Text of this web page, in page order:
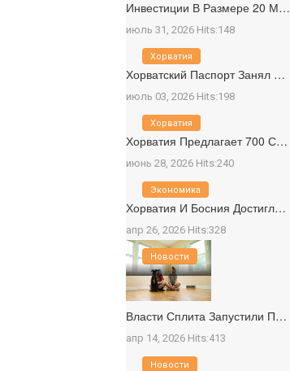
Инвестиции В Размере 20 М…
июль 31, 2026 Hits:148
Хорватский Паспорт Занял …
июль 03, 2026 Hits:198
Хорватия
Хорватия Предлагает 700 С…
июнь 28, 2026 Hits:240
Хорватия
Хорватия И Босния Достигл…
апр 26, 2026 Hits:328
Экономика
Власти Сплита Запустили П…
апр 14, 2026 Hits:413
Новости
Новости